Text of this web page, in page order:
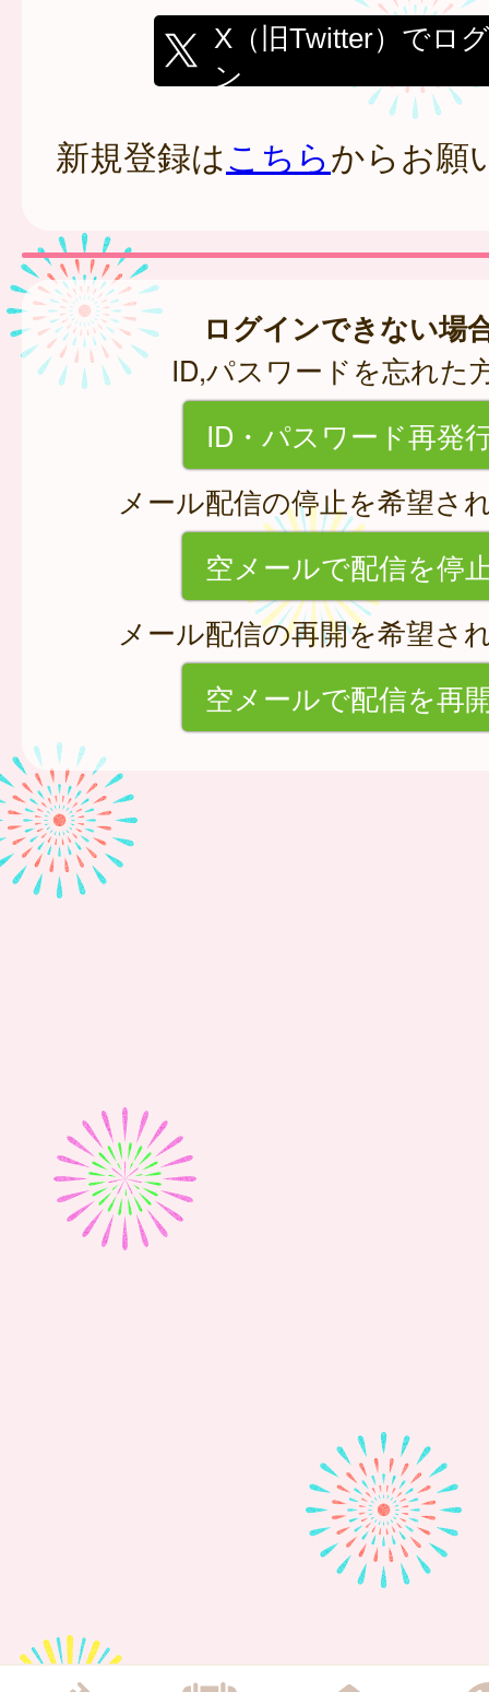
X（旧Twitter）でロ
ン
新規登録はこちらからお願
ログインできない場
ID,パスワードを忘れた
ID・パスワード再発
メール配信の停止を希望さ
空メールで配信を停
メール配信の再開を希望さ
空メールで配信を再